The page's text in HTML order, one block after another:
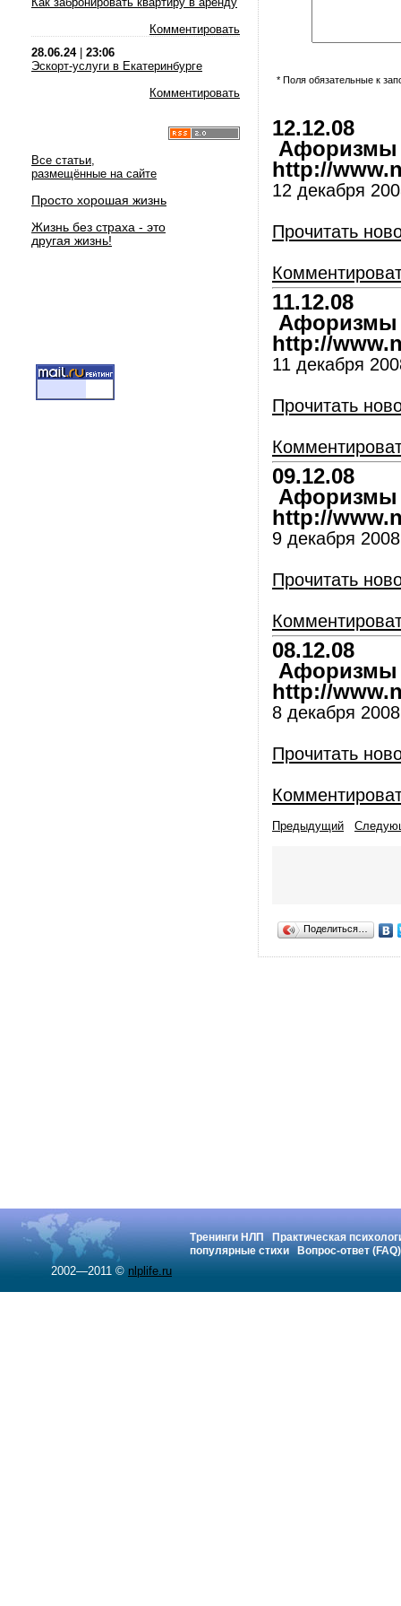
Комментировать
28.06.24| 23:06
Эскорт-услуги в Екатеринбурге
Комментировать
Все статьи,
размещённые на сайте
Просто хорошая жизнь
Жизнь без страха - это
другая жизнь!
* Поля обязательные к
12.12.08
Афоризмы
http://
12 декабря
Прочитать
11.12.08
Афоризмы
http://
11 декабря
Прочитать
09.12.08
Афоризмы
http://
9 декабря 2008
Прочитать
08.12.08
Афоризмы
http://
8 декабря 2008
Прочитать
Предыдущий
Поделиться…
Тренинги НЛП
Практическая
популярные стихи
Вопрос-ответ (FAQ)
2002—2011 © nlplife.ru